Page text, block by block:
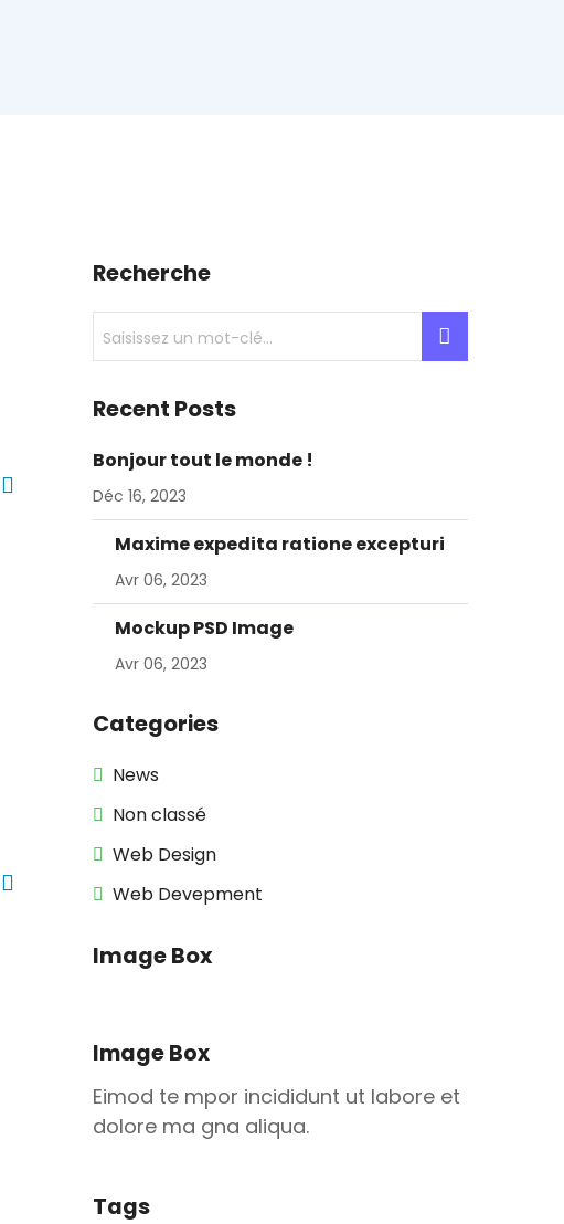
Recherche
Recent Posts
Bonjour tout le monde !
Déc 16, 2023
Maxime expedita ratione excepturi
Avr 06, 2023
Mockup PSD Image
Avr 06, 2023
Categories
News
Non classé
Web Design
Web Devepment
Image Box
Image Box
Eimod te mpor incididunt ut labore et
dolore ma gna aliqua.
Tags